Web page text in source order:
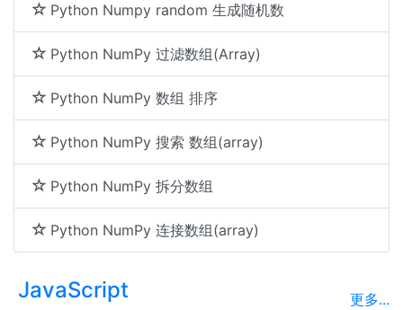
Python Numpy random 生成随机数
Python NumPy 过滤数组(Array)
Python NumPy 数组 排序
Python NumPy 搜索 数组(array)
Python NumPy 拆分数组
Python NumPy 连接数组(array)
JavaScript 更多...